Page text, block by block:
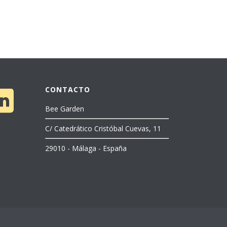
CONTACTO
Bee Garden
C/ Catedrático Cristóbal Cuevas, 11
29010 - Málaga - España